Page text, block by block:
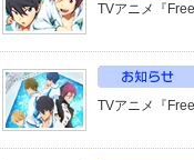
TVアニメ『
TVアニメ『